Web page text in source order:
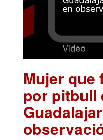
Mujer que
por pitbull